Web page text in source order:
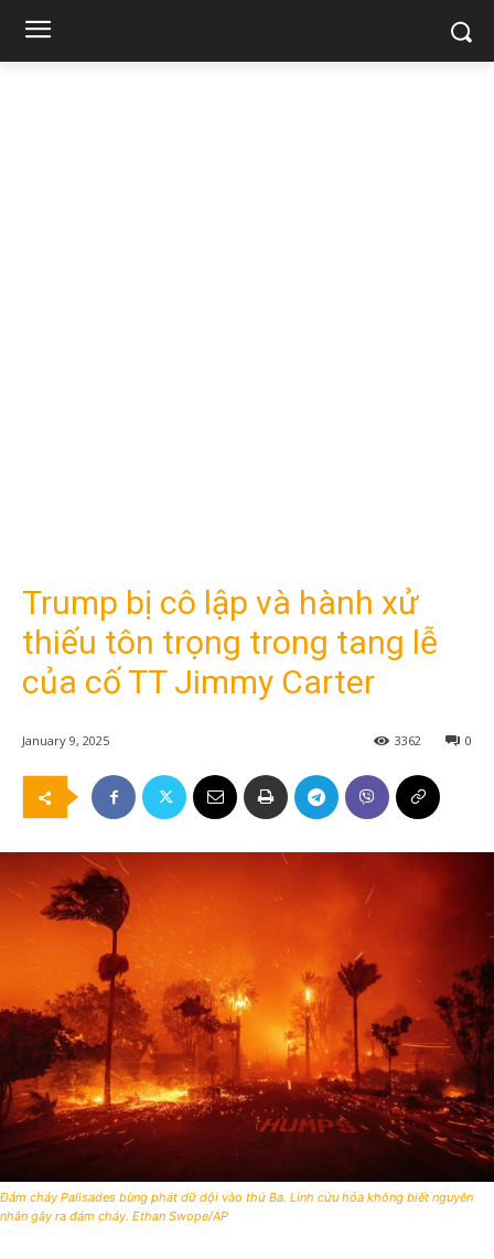
Trump bị cô lập và hành xử
thiếu tôn trọng trong tang lễ
của cố TT Jimmy Carter
January 9, 2025 0
3362
Đám cháy Palisades bùng phát dữ dội vào thứ Ba. Lính cứu hỏa không biết nguyên
nhân gây ra đám cháy. Ethan Swope/AP